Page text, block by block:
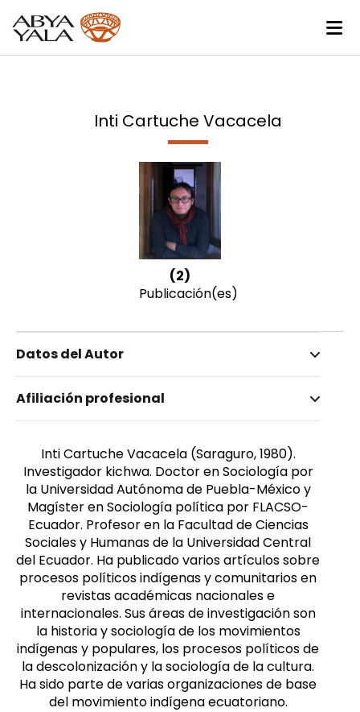
Inti Cartuche Vacacela
(2)
Publicación(es)
Datos del Autor
Cartuche Vacacela, Inti
Afiliación profesional
Universidad Politécnica Salesiana
Inti Cartuche Vacacela (Saraguro, 1980).
Investigador kichwa. Doctor en Sociología por
la Universidad Autónoma de Puebla-México y
Magíster en Sociología política por FLACSO-
Ecuador. Profesor en la Facultad de Ciencias
Sociales y Humanas de la Universidad Central
del Ecuador. Ha publicado varios artículos sobre
procesos políticos indígenas y comunitarios en
revistas académicas nacionales e
internacionales. Sus áreas de investigación son
la historia y sociología de los movimientos
indígenas y populares, los procesos políticos de
la descolonización y la sociología de la cultura.
Ha sido parte de varias organizaciones de base
del movimiento indígena ecuatoriano.